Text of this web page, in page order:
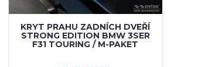
KRYT PRAHU ZADNÍCH DVEŘÍ
STRONG EDITION BMW 3SER
F31 TOURING / M-PAKET